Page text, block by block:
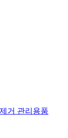
거 관리용품